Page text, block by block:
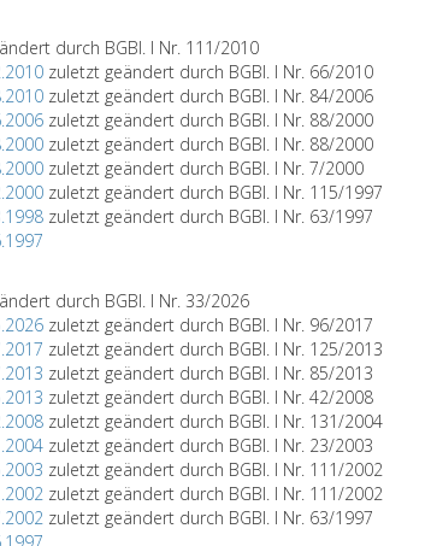
durch BGBl. I Nr. 111/2010
zuletzt geändert durch BGBl. I Nr. 66/2010
zuletzt geändert durch BGBl. I Nr. 84/2006
zuletzt geändert durch BGBl. I Nr. 88/2000
zuletzt geändert durch BGBl. I Nr. 88/2000
zuletzt geändert durch BGBl. I Nr. 7/2000
zuletzt geändert durch BGBl. I Nr. 115/1997
zuletzt geändert durch BGBl. I Nr. 63/1997
durch BGBl. I Nr. 33/2026
zuletzt geändert durch BGBl. I Nr. 96/2017
zuletzt geändert durch BGBl. I Nr. 125/2013
zuletzt geändert durch BGBl. I Nr. 85/2013
zuletzt geändert durch BGBl. I Nr. 42/2008
zuletzt geändert durch BGBl. I Nr. 131/2004
zuletzt geändert durch BGBl. I Nr. 23/2003
zuletzt geändert durch BGBl. I Nr. 111/2002
zuletzt geändert durch BGBl. I Nr. 111/2002
zuletzt geändert durch BGBl. I Nr. 63/1997